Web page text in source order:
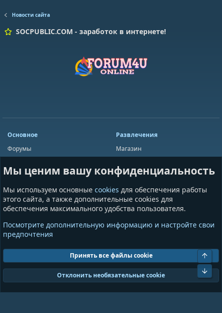
Новости сайта
SOCPUBLIC.COM - заработок в интернете!
Основное
Форумы
Мини-чат
Ресурсы
Сообщества
Развлечения
Магазин
Лотереи
Приложения
Информация
Условия и правила
Политика конфиденциальности
Помощь
Разное
Общая информация
Пожертвования
GrayAndBlue (Dark)
Ширина Запросов 18 Время 0.0949s Память 11.01MB
Мы ценим вашу конфиденциальность
Мы используем основные cookies для обеспечения работы
этого сайта, а также дополнительные cookies для
обеспечения максимального удобства пользователя.
Посмотрите дополнительную информацию и настройте свои
предпочтения
Принять все файлы cookie
Отклонить необязательные cookie